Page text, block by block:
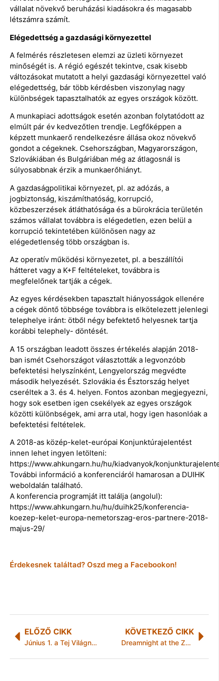
vállalat növekvő beruházási kiadásokra és magasabb
létszámra számít.
Elégedettség a gazdasági környezettel
A felmérés részletesen elemzi az üzleti környezet
minőségét is. A régió egészét tekintve, csak kisebb
változásokat mutatott a helyi gazdasági környezettel való
elégedettség, bár több kérdésben viszonylag nagy
különbségek tapasztalhatók az egyes országok között.
A munkapiaci adottságok esetén azonban folytatódott az
elmúlt pár év kedvezőtlen trendje. Legfőképpen a
képzett munkaerő rendelkezésre állása okoz növekvő
gondot a cégeknek. Csehországban, Magyarországon,
Szlovákiában és Bulgáriában még az átlagosnál is
súlyosabbnak érzik a munkaerőhiányt.
A gazdaságpolitikai környezet, pl. az adózás, a
jogbiztonság, kiszámíthatóság, korrupció,
közbeszerzések átláthatósága és a bürokrácia területén
számos vállalat továbbra is elégedetlen, ezen belül a
korrupció tekintetében különösen nagy az
elégedetlenség több országban is.
Az operatív működési környezetet, pl. a beszállítói
hátteret vagy a K+F feltételeket, továbbra is
megfelelőnek tartják a cégek.
Az egyes kérdésekben tapasztalt hiányosságok ellenére
a cégek döntő többsége továbbra is elkötelezett jelenlegi
telephelye iránt: ötből négy befektető helyesnek tartja
korábbi telephely- döntését.
A 15 országban leadott összes értékelés alapján 2018-
ban ismét Csehországot választották a legvonzóbb
befektetési helyszínként, Lengyelország megvédte
második helyezését. Szlovákia és Észtország helyet
cseréltek a 3. és 4. helyen. Fontos azonban megjegyezni,
hogy sok esetben igen csekélyek az egyes országok
közötti különbségek, ami arra utal, hogy igen hasonlóak a
befektetési feltételek.
A 2018-as közép-kelet-európai Konjunktúrajelentést
innen lehet ingyen letölteni:
https://www.ahkungarn.hu/hu/kiadvanyok/
További információ a konferenciáról hamarosan a DUIHK
weboldalán található.
A konferencia programját itt találja (angolul):
https://www.ahkungarn.hu/hu/duihk25/konferencia-
koezep-kelet-europa-nemetorszag-eros-partnere-2018-
majus-29/
Érdekesnek találtad? Oszd meg a Facebookon!
ELŐZŐ CIKK
Június 1. a Tej Világnapja – Olimpikonok a tejfogyasztás mellett
KÖVETKEZŐ CIKK
Dreamnight at the Zoo – Áloméj az állatkertben